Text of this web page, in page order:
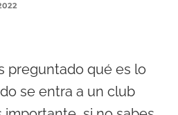
preguntado qué es lo
se entra a un club